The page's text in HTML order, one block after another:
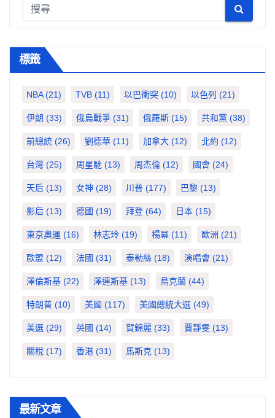
標籤
NBA(21) TVB (11) 以巴衝突 (10) 以色列 (21)
伊朗 (33) 俄烏戰爭 (31) 俄羅斯 (15) 共和黨 (38)
前總統 (26) 劉德華 (11) 加拿大 (12) 北約 (12)
台灣 (25) 周星馳 (13) 周杰倫 (12) 國會 (24)
天后 (13) 女神 (28) 川普 (177) 巴黎 (13)
影后 (13) 德國 (19) 拜登 (64) 日本 (15)
東京奧運 (16) 林志玲 (19) 楊冪 (11) 歐洲 (21)
歐盟 (12) 法國 (31) 泰勒絲 (18) 演唱會 (21)
澤倫斯基 (22) 澤連斯基 (13) 烏克蘭 (44)
特朗普 (10) 美國 (117) 美國總統大選 (49)
美選 (29) 英國 (14) 賀錦麗 (33) 賈靜雯 (13)
關稅 (17) 香港 (31) 馬斯克 (13)
最新文章